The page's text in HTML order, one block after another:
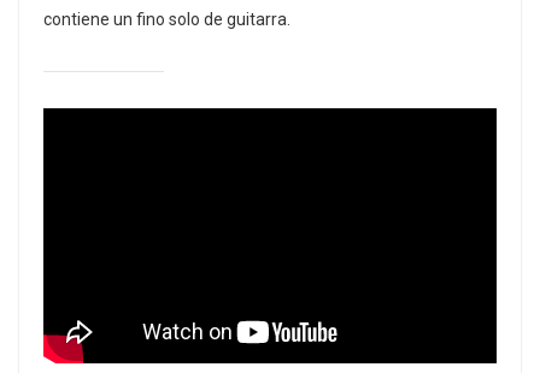
contiene un fino solo de guitarra.